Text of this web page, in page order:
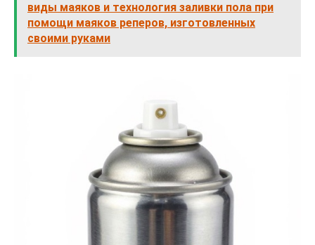
виды маяков и технология заливки пола при
помощи маяков реперов, изготовленных
своими руками